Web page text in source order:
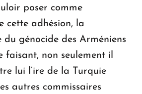
poser comme
cette adhésion, la
du génocide des Arméniens
faisant, non seulement il
lui l’ire de la Turquie
autres commissaires